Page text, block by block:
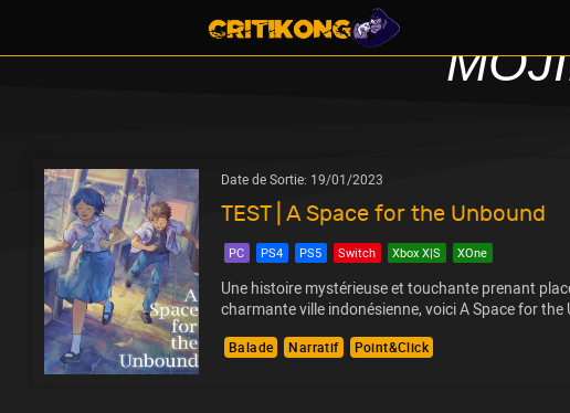
Date de Sortie: 19/01/2023
TEST | A Space for the Unbound
PC PS4 PS5 Switch Xbox X|S XOne
Une histoire mystérieuse et touchante prenant
charmante ville indonésienne, voici A Space for
Balade Narratif Point&Click